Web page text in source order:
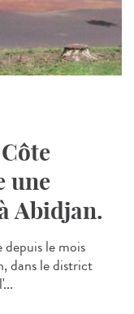
une
Abidjan.
depuis le mois
dans le district